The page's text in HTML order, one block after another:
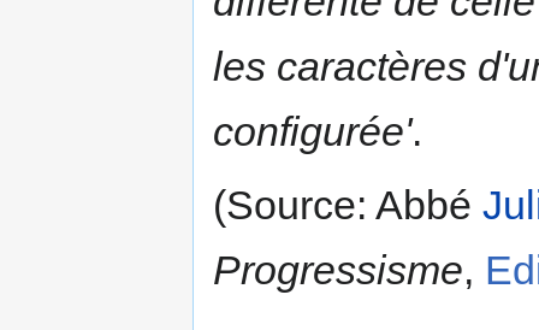
les caractères
configurée'.
(Source: Abbé
Progressisme,